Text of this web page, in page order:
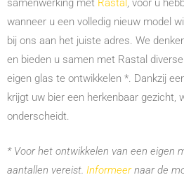
wanneer u een volledig nieuw model
bij ons aan het juiste adres. We
en bieden u samen met Rastal
eigen glas te ontwikkelen *. Dankzij
krijgt uw bier een herkenbaar gezicht,
onderscheidt.
* Voor het ontwikkelen van een eigen
aantallen vereist. Informeernaar de